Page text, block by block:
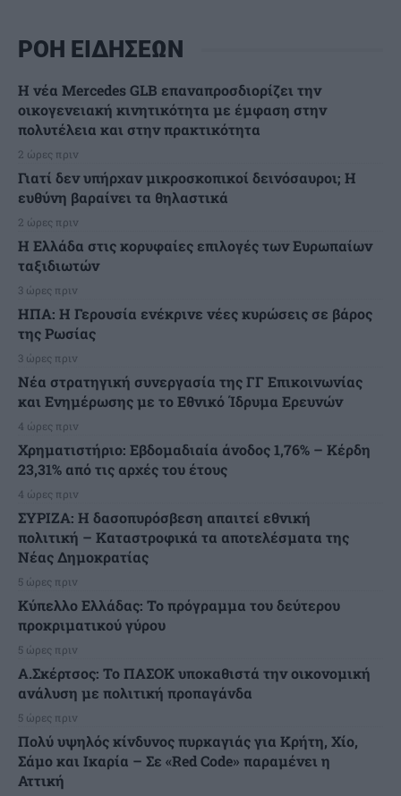
ΡΟΗ ΕΙΔΗΣΕΩΝ
Η νέα Mercedes GLB επαναπροσδιορίζει την
οικογενειακή κινητικότητα με έμφαση στην
πολυτέλεια και στην πρακτικότητα
2 ώρες πριν
Γιατί δεν υπήρχαν μικροσκοπικοί δεινόσαυροι; Η
ευθύνη βαραίνει τα θηλαστικά
2 ώρες πριν
Η Ελλάδα στις κορυφαίες επιλογές των Ευρωπαίων
ταξιδιωτών
3 ώρες πριν
ΗΠΑ: Η Γερουσία ενέκρινε νέες κυρώσεις σε βάρος
της Ρωσίας
3 ώρες πριν
Νέα στρατηγική συνεργασία της ΓΓ Επικοινωνίας
και Ενημέρωσης με το Εθνικό Ίδρυμα Ερευνών
4 ώρες πριν
Χρηματιστήριο: Εβδομαδιαία άνοδος 1,76% – Κέρδη
23,31% από τις αρχές του έτους
4 ώρες πριν
ΣΥΡΙΖΑ: Η δασοπυρόσβεση απαιτεί εθνική
πολιτική – Καταστροφικά τα αποτελέσματα της
Νέας Δημοκρατίας
5 ώρες πριν
Κύπελλο Ελλάδας: Το πρόγραμμα του δεύτερου
προκριματικού γύρου
5 ώρες πριν
Α.Σκέρτσος: Το ΠΑΣΟΚ υποκαθιστά την οικονομική
ανάλυση με πολιτική προπαγάνδα
5 ώρες πριν
Πολύ υψηλός κίνδυνος πυρκαγιάς για Κρήτη, Χίο,
Σάμο και Ικαρία – Σε «Red Code» παραμένει η
Αττική